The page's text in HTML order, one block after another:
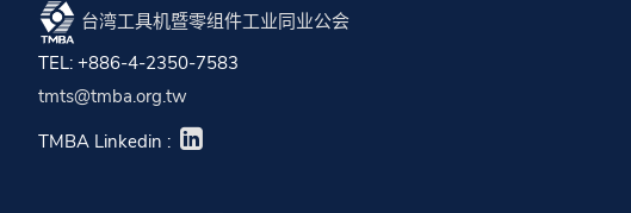
台湾工具机暨零组件工业同业公会
TEL: +886-4-2350-7583
tmts@tmba.org.tw
TMBA Linkedin :